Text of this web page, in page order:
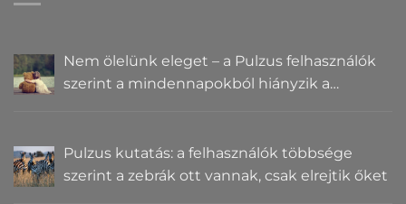
Nem ölelünk eleget – a Pulzus felhasználók
szerint a mindennapokból hiányzik a
Pulzus kutatás: a felhasználók többsége
szerint a zebrák ott vannak, csak elrejtik őket